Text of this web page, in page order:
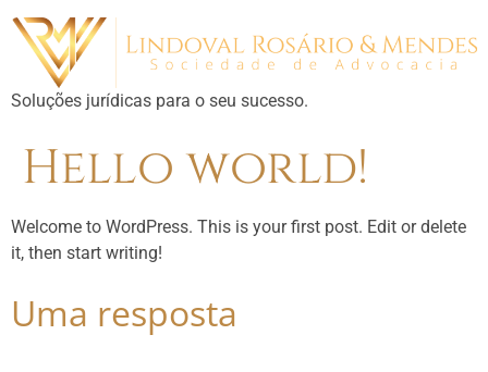
Soluções jurídicas para o seu sucesso.
Hello world!
Welcome to WordPress. This is your first post. Edit or delete
it, then start writing!
Uma resposta